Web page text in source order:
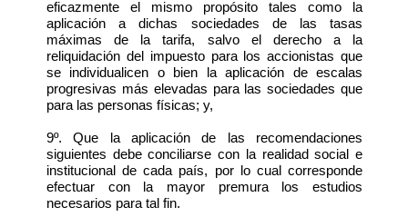
eficazmente el mismo propósito tales como la
aplicación a dichas sociedades de las tasas
máximas de la tarifa, salvo el derecho a la
reliquidación del impuesto para los accionistas que
se individualicen o bien la aplicación de escalas
progresivas más elevadas para las sociedades que
para las personas físicas; y,
9º. Que la aplicación de las recomendaciones
siguientes debe conciliarse con la realidad social e
institucional de cada país, por lo cual corresponde
efectuar con la mayor premura los estudios
necesarios para tal fin.